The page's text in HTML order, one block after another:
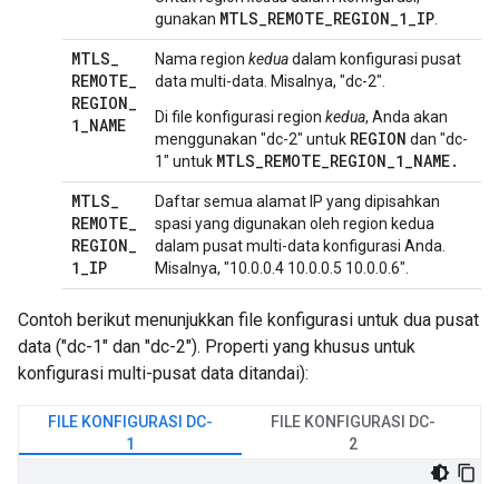
gunakan MTLS_REMOTE_REGION_1_IP
MTLS_
REMOTE_
REGION_
1_NAME
Nama region keduadalam konfigurasi pusat
data multi-data. Misalnya, "dc-2".
Di file konfigurasi region kedua, Anda akan
menggunakan "dc-2" untuk REGION dan "dc-
1" untuk MTLS_REMOTE_REGION_1_NAME.
MTLS_
REMOTE_
REGION_
1_IP
Daftar semua alamat IP yang dipisahkan
spasi yang digunakan oleh region kedua
dalam pusat multi-data konfigurasi Anda.
Misalnya, "10.0.0.4 10.0.0.5 10.0.0.6".
Contoh berikut menunjukkan file konfigurasi untuk dua pusat
data ("dc-1" dan "dc-2"). Properti yang khusus untuk
konfigurasi multi-pusat data ditandai):
FILE KONFIGURASI DC-
1
FILE KONFIGURASI DC-
2